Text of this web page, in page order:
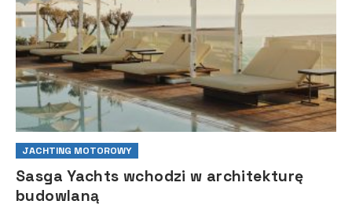
JACHTING MOTOROWY
Sasga Yachts wchodzi w architekturę
budowlaną